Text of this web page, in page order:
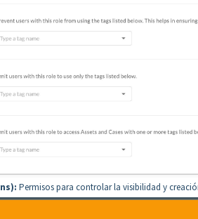
Permisos para controlar la visibilidad y